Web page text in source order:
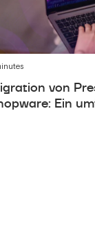
von
Ein